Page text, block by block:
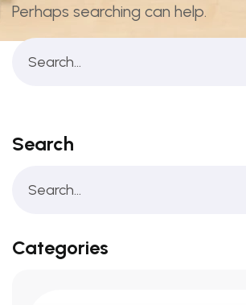
Perhaps searching can help.
Search
Categories